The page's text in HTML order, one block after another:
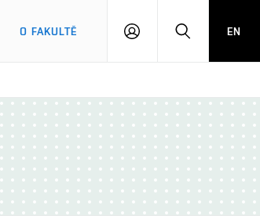
O FAKULTĚ
PŘIHLÁŠENÍHLEDAT
EN